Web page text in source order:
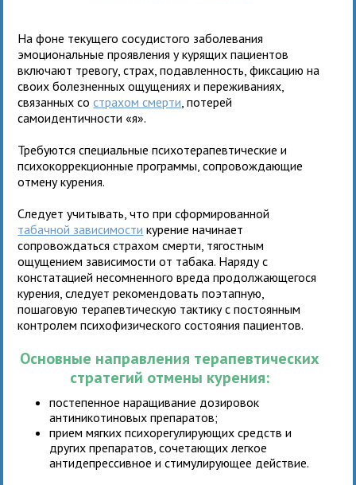
На фоне текущего сосудистого заболевания
эмоциональные проявления у курящих пациентов
включают тревогу, страх, подавленность, фиксацию на
своих болезненных ощущениях и переживаниях,
связанных сострахом смерти , потерей
самоидентичности «я».
Требуются специальные психотерапевтические и
психокоррекционные программы, сопровождающие
отмену курения.
Следует учитывать, что при сформированной
табачной зависимости курение начинает
сопровождаться страхом смерти, тягостным
ощущением зависимости от табака. Наряду с
констатацией несомненного вреда продолжающегося
курения, следует рекомендовать поэтапную,
пошаговую терапевтическую тактику с постоянным
контролем психофизического состояния пациентов.
Основные направления терапевтических
стратегий отмены курения:
постепенное наращивание дозировок
антиникотиновых препаратов;
прием мягких психорегулирующих средств и
других препаратов, сочетающих легкое
антидепрессивное и стимулирующее действие.